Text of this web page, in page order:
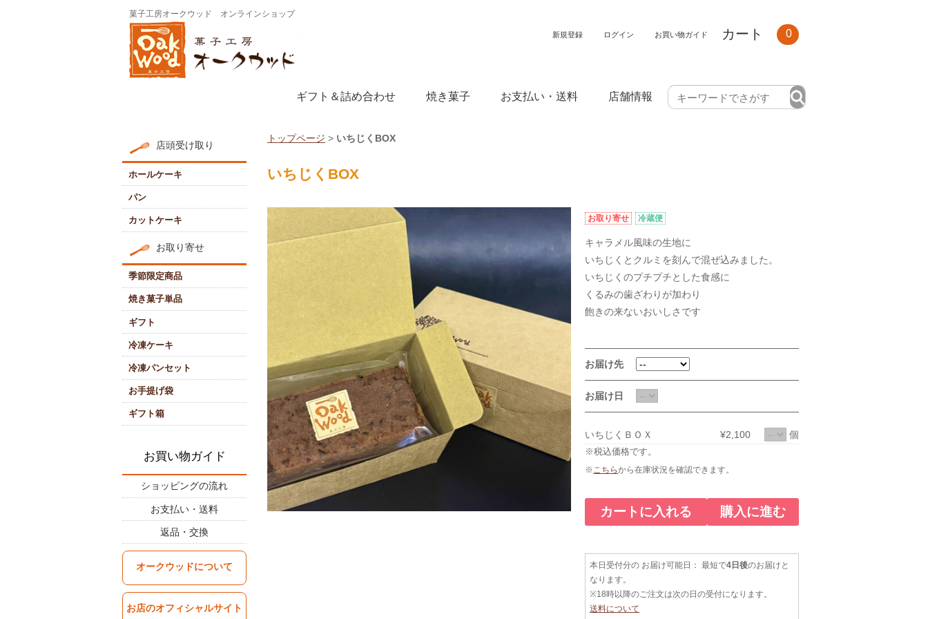
菓子工房オークウッド オンラインショップ
新規登録 ログイン お買い物ガイド カート 0
ギフト＆詰め合わせ 焼き菓子 お支払い・送料 店舗情報
店頭受け取り
ホールケーキ
パン
カットケーキ
お取り寄せ
季節限定商品
焼き菓子単品
ギフト
冷凍ケーキ
冷凍パンセット
お手提げ袋
ギフト箱
お買い物ガイド
ショッピングの流れ
お支払い・送料
返品・交換
オークウッドについて
お店のオフィシャルサイト
トップページ > いちじくBOX
いちじくBOX
お取り寄せ 冷蔵便
キャラメル風味の生地に
いちじくとクルミを刻んで混ぜ込みました。
いちじくのプチプチとした食感に
くるみの歯ざわりが加わり
飽きの来ないおいしさです
お届け先
お届け日
いちじくＢＯＸ ¥2,100 個
※税込価格です。
※こちらから在庫状況を確認できます。
カートに入れる 購入に進む
本日受付分の お届け可能日： 最短で4日後のお届けと
なります。
※18時以降のご注文は次の日の受付になります。
送料について